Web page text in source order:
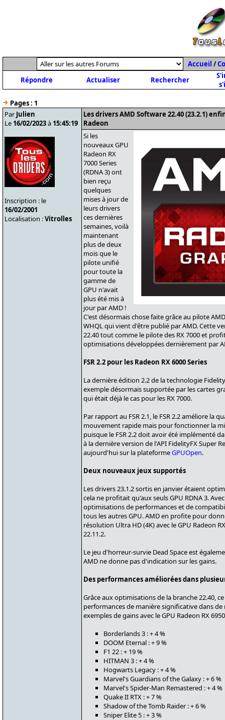
Accueil /
Répondre
Actualiser Rechercher
Pages : 1
Par Julien
Le 16/02/2023à 15:45:19
Inscription : le
16/02/2001
Localisation :Vitrolles
Les drivers AMD Software 22.40 (23.2.1)
Radeon
Si les
nouveaux GPU
Radeon RX
7000 Series
(RDNA 3) ont
bien reçu
quelques
mises à jour de
leurs drivers
ces dernières
semaines, voilà
maintenant
plus de deux
mois que le
pilote unifié
pour toute la
gamme de
GPU n'avait
plus été mis à
jour par AMD !
C'est désormais chose faite grâce au pilote
WHQL qui vient d'être publié par AMD. Cette
22.40 tout comme le pilote des RX 7000 et
optimisations développées dernièrement par
FSR 2.2 pour les Radeon RX 6000 Series
La dernière édition 2.2 de la technologie
exemple désormais supportée par les cartes
qui était déjà le cas pour les RX 7000.
Par rapport au FSR 2.1, le FSR 2.2 améliore la
mouvement rapide mais pour fonctionner la
puisque le FSR 2.2 doit avoir été implémenté
à la dernière version de l'API FidelityFX Super
aujourd'hui sur la plateformeGPUOpen.
Deux nouveaux jeux supportés
Les drivers 23.1.2 sortis en janvier étaient
cela ne profitait qu'aux seuls GPU RDNA 3.
optimisations de performances et de
tous les autres GPU. AMD en profite pour
résolution Ultra HD (4K) avec le GPU Radeon️
22.11.2.
Le jeu d'horreur-survie Dead Space est
AMD ne donne pas d'indication sur les gains.
Des performances améliorées dans
Grâce aux optimisations de la branche 22.40,
performances de manière significative dans
exemples de gains avec le GPU Radeon RX
Borderlands 3 : + 4 %
DOOM Eternal : + 9 %
F1 22 : + 19 %
HITMAN 3 : + 4 %
Hogwarts Legacy : + 4 %
Marvel's Guardians of the Galaxy : + 6 %
Marvel's Spider-Man Remastered : + 4 %
Quake II RTX : + 7 %
Shadow of the Tomb Raider : + 6 %
Sniper Elite 5 : + 3 %